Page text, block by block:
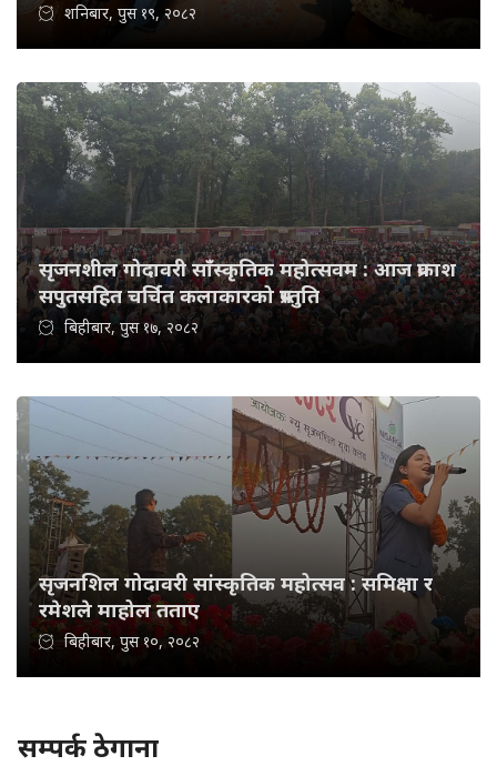
शनिबार, पुस १९, २०८२
सृजनशील गोदावरी साँस्कृतिक महोत्सवम : आज प्रकाश
सपुतसहित चर्चित कलाकारको प्रस्तुति
बिहीबार, पुस १७, २०८२
सृजनशिल गोदावरी सांस्कृतिक महोत्सव : समिक्षा र
रमेशले माहोल तताए
बिहीबार, पुस १०, २०८२
सम्पर्क ठेगाना